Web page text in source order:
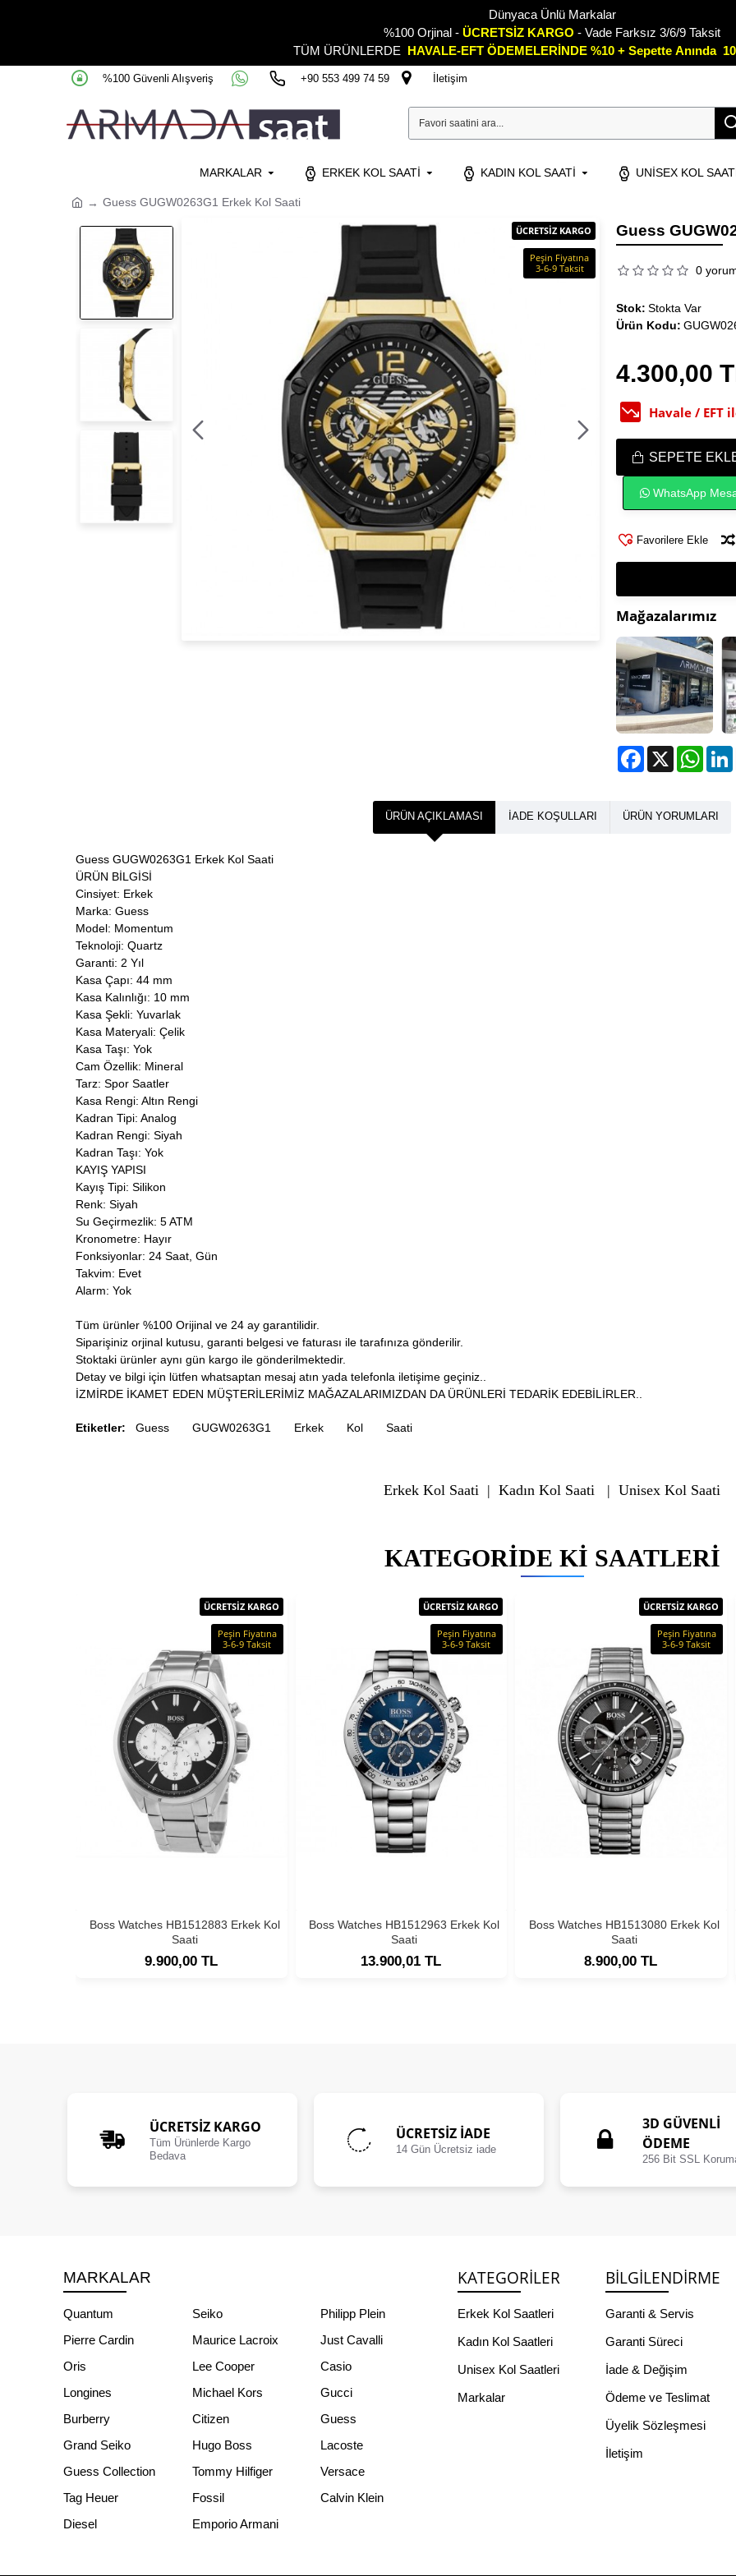
Dünyaca Ünlü Markalar
%100 Orjinal - ÜCRETSİZ KARGO - Vade Farksız 3/6/9 Taksit
TÜM ÜRÜNLERDE HAVALE-EFT ÖDEMELERİNDE %10 + Sepette Anında
%100 Güvenli Alışveriş +90 553 499 74 59 İletişim
MARKALAR ERKEK KOL SAATI KADIN KOL SAATI UNISEX KOL
Guess GUGW0263G1 Erkek Kol Saati
ÜCRETSİZ KARGO
Peşin Fiyatına
3-6-9 Taksit
Guess
0
4.300,00
Havale / EFT
Stok: Stokta Var
Ürün Kodu:
SEPETE
WhatsApp
Favorilere Ekle
Mağazalarımız
Facebook
X
ÜRÜN AÇIKLAMASI İADE KOŞULLARI ÜRÜN YORUMLARI
Guess GUGW0263G1 Erkek Kol Saati
ÜRÜN BİLGİSİ
Cinsiyet: Erkek
Marka: Guess
Model: Momentum
Teknoloji: Quartz
Garanti: 2 Yıl
Kasa Çapı: 44 mm
Kasa Kalınlığı: 10 mm
Kasa Şekli: Yuvarlak
Kasa Materyali: Çelik
Kasa Taşı: Yok
Cam Özellik: Mineral
Tarz: Spor Saatler
Kasa Rengi: Altın Rengi
Kadran Tipi: Analog
Kadran Rengi: Siyah
Kadran Taşı: Yok
KAYIŞ YAPISI
Kayış Tipi: Silikon
Renk: Siyah
Su Geçirmezlik: 5 ATM
Kronometre: Hayır
Fonksiyonlar: 24 Saat, Gün
Takvim: Evet
Alarm: Yok
Tüm ürünler %100 Orijinal ve 24 ay garantilidir.
Siparişiniz orjinal kutusu, garanti belgesi ve faturası ile tarafınıza gönderilir.
Stoktaki ürünler aynı gün kargo ile gönderilmektedir.
Detay ve bilgi için lütfen whatsaptan mesaj atın yada telefonla iletişime geçiniz..
İZMİRDE İKAMET EDEN MÜŞTERİLERİMİZ MAĞAZALARIMIZDAN DA ÜRÜNLERİ TEDARİK EDEBİLİRLER..
Etiketler: Guess GUGW0263G1 Erkek Kol Saati
Erkek Kol Saati | Kadın Kol Saati | Unisex Kol Saati
KATEGORIDE KI SAATLERI
ÜCRETSİZ KARGO
Peşin Fiyatına
3-6-9 Taksit
Boss Watches HB1512883 Erkek Kol
Saati
9.900,00 TL
ÜCRETSİZ KARGO
Peşin Fiyatına
3-6-9 Taksit
Boss Watches HB1512963 Erkek Kol
Saati
13.900,01 TL
ÜCRETSİZ KARGO
Peşin Fiyatına
3-6-9 Taksit
Boss Watches HB1513080 Erkek Kol
Saati
8.900,00 TL
ÜCRETSIZ KARGO
Tüm Ürünlerde Kargo
Bedava
ÜCRETSIZ İADE
14 Gün Ücretsiz iade
3D GÜVENLİ
ÖDEME
256 Bit SSL
MARKALAR
Quantum Seiko
Philipp Plein
Pierre Cardin
Maurice Lacroix
Just Cavalli
Oris
Lee Cooper
Casio
Longines
Michael Kors
Gucci
Burberry
Citizen
Guess
Grand Seiko
Hugo Boss
Lacoste
Guess Collection
Tommy Hilfiger
Versace
Tag Heuer
Fossil
Calvin Klein
Diesel
Emporio Armani
KATEGORILER
Erkek Kol Saatleri
Kadın Kol Saatleri
Unisex Kol Saatleri
Markalar
BILGILENDIRME
Garanti & Servis
Garanti Süreci
İade & Değişim
Ödeme ve Teslimat
Üyelik Sözleşmesi
İletişim